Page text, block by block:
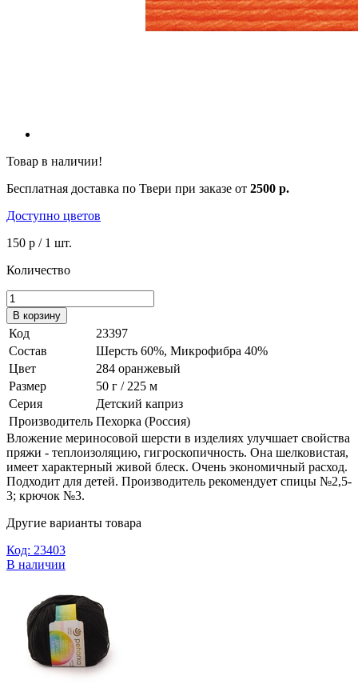
Товар в наличии!
Бесплатная доставка по Твери при заказе от 2500 р.
Доступно цветов
150 р / 1 шт.
Количество
В корзину
Код
23397
Состав
Шерсть 60%, Микрофибра 40%
Цвет
284 оранжевый
Размер
50 г / 225 м
Серия
Детский каприз
Производитель Пехорка (Россия)
Вложение мериносовой шерсти в изделиях улучшает свойства
пряжи - теплоизоляцию, гигроскопичность. Она шелковистая,
имеет характерный живой блеск. Очень экономичный расход.
Подходит для детей. Производитель рекомендует спицы №2,5-
3; крючок №3.
Другие варианты товара
Код: 23403
В наличии